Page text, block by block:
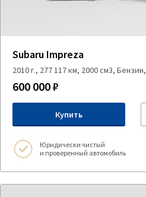
Subaru Impreza
2010 г., 277 117 км, 2000 см3,
600 000 ₽
Купить
Юридически чистый
и проверенный автомобиль